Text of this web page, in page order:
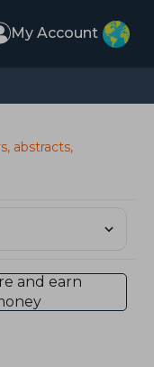
My Account
abstracts,
and earn